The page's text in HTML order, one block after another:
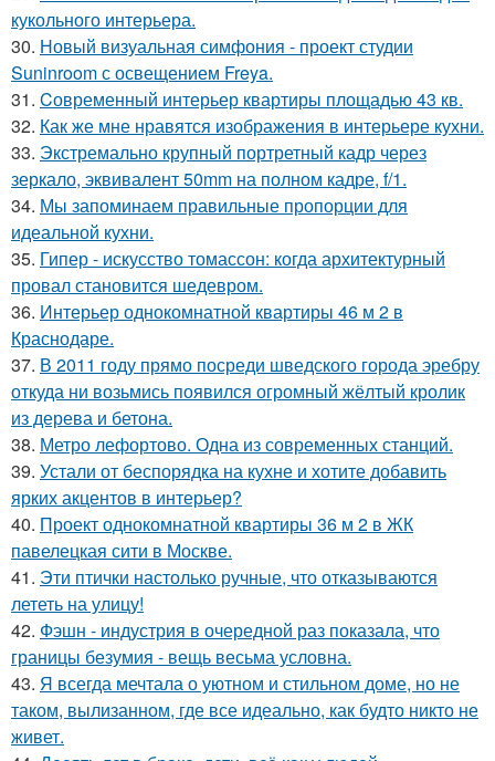
кукольного интерьера.
30. Новый визуальная симфония - проект студии
Suninroom с освещением Freya.
31. Cовременный интерьер квартиры площадью 43 кв.
32. Как же мне нравятся изображения в интерьере кухни.
33. Экстремально крупный портретный кадр через
зеркало, эквивалент 50mm на полном кадре, f/1.
34. Мы запоминаем правильные пропорции для
идеальной кухни.
35. Гипер - искусство томассон: когда архитектурный
провал становится шедевром.
36. Интерьер однокомнатной квартиры 46 м 2 в
Краснодаре.
37. В 2011 году прямо посреди шведского города эребру
откуда ни возьмись появился огромный жёлтый кролик
из дерева и бетона.
38. Метро лефортово. Одна из современных станций.
39. Устали от беспорядка на кухне и хотите добавить
ярких акцентов в интерьер?
40. Проект однокомнатной квартиры 36 м 2 в ЖК
павелецкая сити в Москве.
41. Эти птички настолько ручные, что отказываются
лететь на улицу!
42. Фэшн - индустрия в очередной раз показала, что
границы безумия - вещь весьма условна.
43. Я всегда мечтала о уютном и стильном доме, но не
таком, вылизанном, где все идеально, как будто никто не
живет.